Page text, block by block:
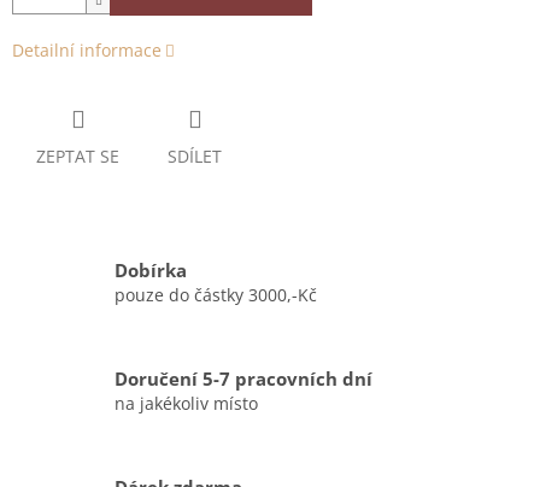
Detailní informace
ZEPTAT SE SDÍLET
Dobírka
pouze do částky 3000,-Kč
Doručení 5-7 pracovních dní
na jakékoliv místo